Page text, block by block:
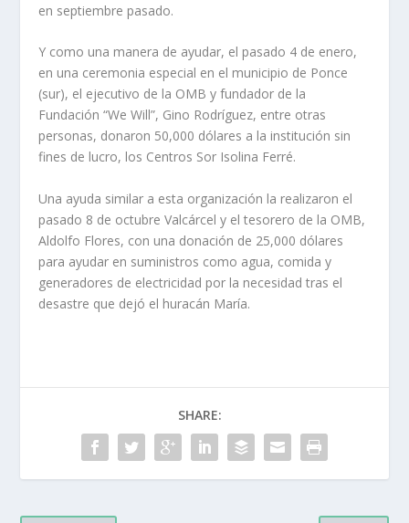
en septiembre pasado.
Y como una manera de ayudar, el pasado 4 de enero,
en una ceremonia especial en el municipio de Ponce
(sur), el ejecutivo de la OMB y fundador de la
Fundación “We Will”, Gino Rodríguez, entre otras
personas, donaron 50,000 dólares a la institución sin
fines de lucro, los Centros Sor Isolina Ferré.
Una ayuda similar a esta organización la realizaron el
pasado 8 de octubre Valcárcel y el tesorero de la OMB,
Aldolfo Flores, con una donación de 25,000 dólares
para ayudar en suministros como agua, comida y
generadores de electricidad por la necesidad tras el
desastre que dejó el huracán María.
SHARE: